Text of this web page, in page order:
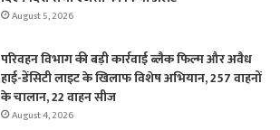
August 5, 2026
परिवहन विभाग की बड़ी कार्रवाई ब्लैक फिल्म और अवैध
हाई-डेंसिटी लाइट के खिलाफ विशेष अभियान, 257 वाहनों
के चालान, 22 वाहन सीज
August 4, 2026